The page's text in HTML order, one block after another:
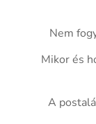
Nem
Mikor és
A